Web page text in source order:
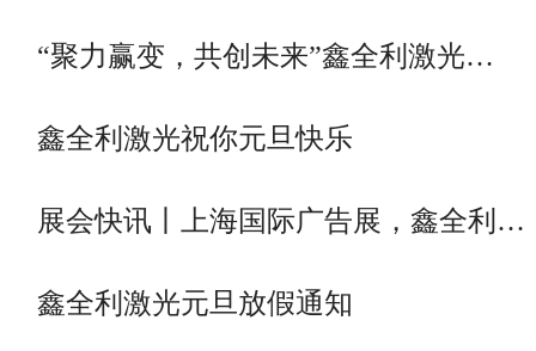
“聚力赢变，共创未来”鑫全利激光…
鑫全利激光祝你元旦快乐
展会快讯丨上海国际广告展，鑫全利…
鑫全利激光元旦放假通知